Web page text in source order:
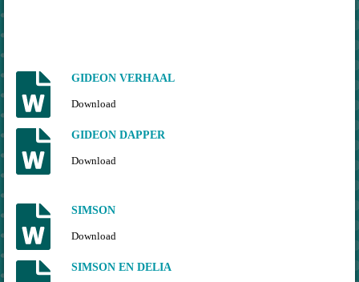
GIDEON VERHAAL
Download
GIDEON DAPPER
Download
SIMSON
Download
SIMSON EN DELIA